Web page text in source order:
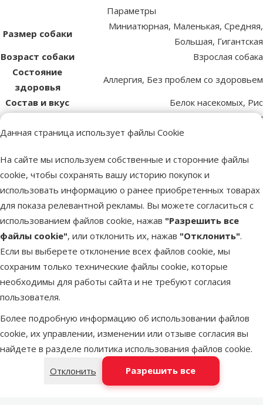
Данная страница использует файлы Cookie
На сайте мы используем собственные и сторонние файлы
cookie, чтобы сохранять вашу историю покупок и
использовать информацию о ранее приобретенных товарах
для показа релевантной рекламы. Вы можете согласиться с
использованием файлов cookie, нажав "Разрешить все
файлы cookie", или отклонить их, нажав "Отклонить".
Если вы выберете отклонение всех файлов cookie, мы
сохраним только технические файлы cookie, которые
необходимы для работы сайта и не требуют согласия
пользователя.
Более подробную информацию об использовании файлов
cookie, их управлении, изменении или отзыве согласия вы
найдете в разделе политика использования файлов cookie.
Отклонить
Разрешить все
Параметры
Размер собаки
Миниатюрная, Маленькая, Средняя,
Большая, Гигантская
Возраст собаки
Взрослая собака
Состояние
здоровья
Аллергия, Без проблем со здоровьем
Состав и вкус
Белок насекомых, Рис
⭐⭐⭐⭐ Суперпремиум
Вес продукта
каталоге
43190
EAN
4032254789628
Качество корма – что важно знать
Эконом
Самый низкий класс
Basic+
Диетический корм для собак – Prospera
Plus Light, 15 кг
Оценка 0%
Исходная цена
Цена
44,98 €
Цена за 100 g: 0,3 €